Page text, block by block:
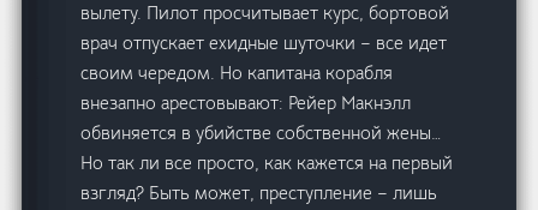
вылету. Пилот просчитывает курс, бортовой
врач отпускает ехидные шуточки – все идет
своим чередом. Но капитана корабля
внезапно арестовывают: Рейер Макнэлл
обвиняется в убийстве собственной жены…
Но так ли все просто, как кажется на первый
взгляд? Быть может, преступление – лишь